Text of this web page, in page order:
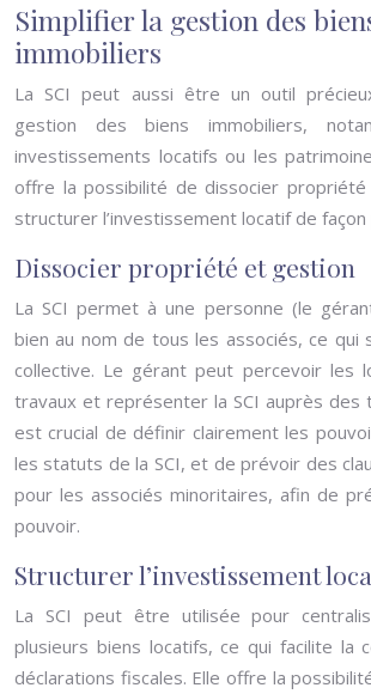
Simplifier la gestion des
immobiliers
La SCI peut aussi être un outil
gestion des biens immobiliers,
investissements locatifs ou les
offre la possibilité de dissocier
structurer l’investissement locatif de façon
Dissocier propriété et gestion
La SCI permet à une personne (le
bien au nom de tous les associés, ce qui
collective. Le gérant peut percevoir les
travaux et représenter la SCI auprès des
est crucial de définir clairement les
les statuts de la SCI, et de prévoir des
pour les associés minoritaires, afin de
pouvoir.
Structurer l’investissement
La SCI peut être utilisée pour
plusieurs biens locatifs, ce qui facilite la
déclarations fiscales. Elle offre la